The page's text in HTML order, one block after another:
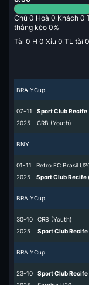
Chủ 0 Hoà 0 Khách 0
thắng kèo 0%
Tài 0 H 0 Xỉu 0 TL tài 0
BRA YCup
07-11
2025
Sport Club Recife
CRB (Youth)
BNY
01-11
2025
Retro FC Brasil
Sport Club Recife
BRA YCup
30-10
2025
CRB (Youth)
Sport Club Recife
BRA YCup
23-10
Sport Club Recife